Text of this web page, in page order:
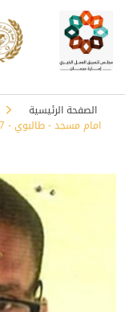
الصفحة الرئيسية
امام مسجد - طالبوي - 0380227